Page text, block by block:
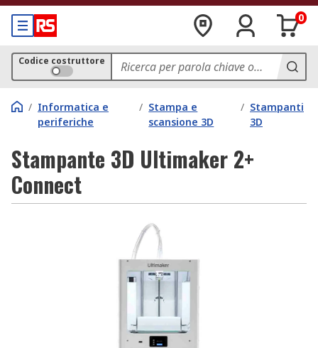
0
Codice costruttore
/ Informatica e
periferiche
/ Stampa e
scansione 3D
/ Stampanti
3D
Stampante 3D Ultimaker 2+
Connect